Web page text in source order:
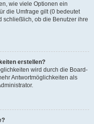
wie viele Optionen ein
die Umfrage gilt (0 bedeutet
schließlich, ob die Benutzer ihre
erstellen?
wird durch die Board-
Antwortmöglichkeiten als